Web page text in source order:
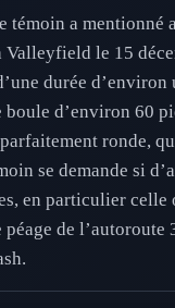
témoin a mentionné
Valleyfield le 15
durée d’environ
d’environ 60
ronde,
se demande si
en particulier celle
péage de l’autoroute